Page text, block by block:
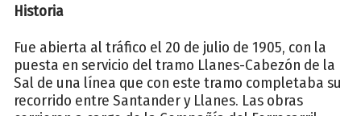
Historia
Fue abierta al tráfico el 20 de julio de 1905, con la
puesta en servicio del tramo Llanes-Cabezón de la
Sal de una línea que con este tramo completaba su
recorrido entre Santander y Llanes. Las obras